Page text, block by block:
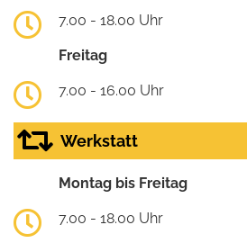
7.00 - 18.00 Uhr
Freitag
7.00 - 16.00 Uhr
Werkstatt
Montag bis Freitag
7.00 - 18.00 Uhr